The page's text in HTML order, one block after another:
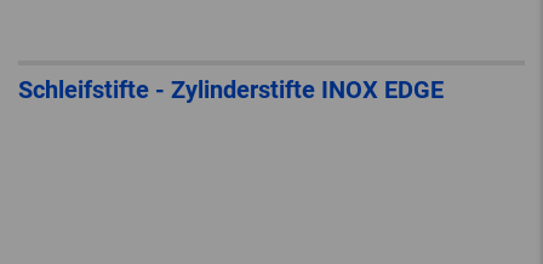
Schleifstifte - Zylinderstifte INOX EDGE